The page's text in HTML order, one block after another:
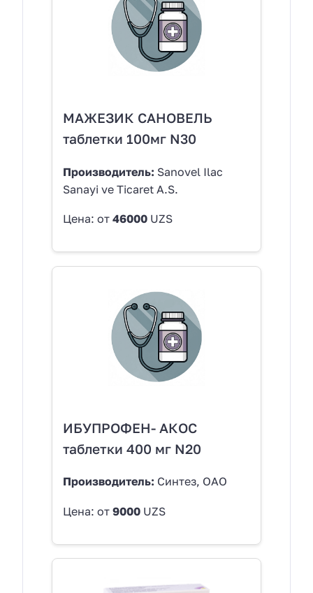
МАЖЕЗИК САНОВЕЛЬ
таблетки 100мг N30
Производитель: Sanovel Ilac
Sanayi ve Ticaret A.S.
Цена: от 46000 UZS
ИБУПРОФЕН- АКОС
таблетки 400 мг N20
Производитель: Синтез, ОАО
Цена: от 9000 UZS